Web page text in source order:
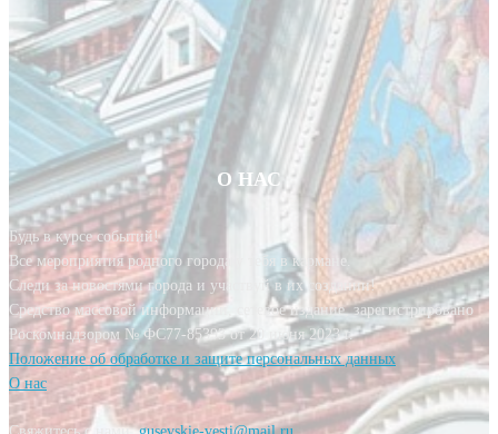
О НАС
Будь в курсе событий!
Все мероприятия родного города у тебя в кармане.
Следи за новостями города и участвуй в их создании!
Средство массовой информации, сетевое издание, зарегистрировано
Роскомнадзором № ФС77-85393 от 20 июня 2023 г.
Положение об обработке и защите персональных данных
О нас